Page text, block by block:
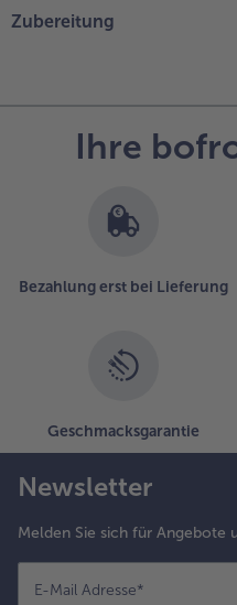
Zubereitung
Ihre
Bezahlung erst bei Lieferung
Geschmacksgarantie
Newsletter
Melden Sie sich für Angebote
E-Mail Adresse*